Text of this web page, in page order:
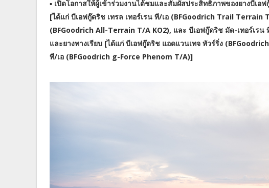
▪ เปิดโอกาสให้ผู้เข้าร่วมงานได้ชมและสัมผัสประสิทธิภาพของยางบีเ
[ได้แก่ บีเอฟกู๊ดริช เทรล เทอร์เรน ที/เอ (BFGoodrich Trail Terrain
(BFGoodrich All-Terrain T/A KO2), และ บีเอฟกู๊ดริช มัด-เทอร์เร
และยางทางเรียบ [ได้แก่ บีเอฟกู๊ดริช แอดแวนเทจ ทัวร์ริ่ง
ที/เอ (BFGoodrich g-Force Phenom T/A)]